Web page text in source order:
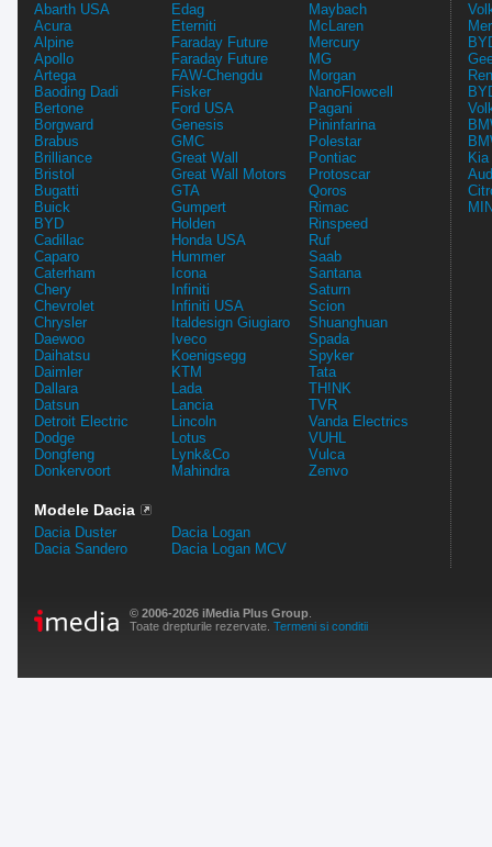
Abarth USA
Acura
Alpine
Apollo
Artega
Baoding Dadi
Bertone
Borgward
Brabus
Brilliance
Bristol
Bugatti
Buick
BYD
Cadillac
Caparo
Caterham
Chery
Chevrolet
Chrysler
Daewoo
Daihatsu
Daimler
Dallara
Datsun
Detroit Electric
Dodge
Dongfeng
Donkervoort
Edag
Eterniti
Faraday Future
Faraday Future
FAW-Chengdu
Fisker
Ford USA
Genesis
GMC
Great Wall
Great Wall Motors
GTA
Gumpert
Holden
Honda USA
Hummer
Icona
Infiniti
Infiniti USA
Italdesign Giugiaro
Iveco
Koenigsegg
KTM
Lada
Lancia
Lincoln
Lotus
Lynk&Co
Mahindra
Maybach
McLaren
Mercury
MG
Morgan
NanoFlowcell
Pagani
Pininfarina
Polestar
Pontiac
Protoscar
Qoros
Rimac
Rinspeed
Ruf
Saab
Santana
Saturn
Scion
Shuanghuan
Spada
Spyker
Tata
TH!NK
TVR
Vanda Electrics
VUHL
Vulca
Zenvo
Modele Dacia
Dacia Duster
Dacia Sandero
Dacia Logan
Dacia Logan MCV
© 2006-2026 iMedia Plus Group
Toate drepturile rezervate. Termeni si conditii